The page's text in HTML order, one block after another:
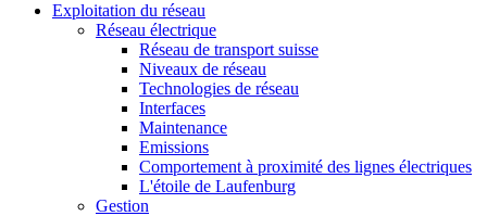
Exploitation du réseau
Réseau électrique
Réseau de transport suisse
Niveaux de réseau
Technologies de réseau
Interfaces
Maintenance
Emissions
Comportement à proximité des lignes électriques
L'étoile de Laufenburg
Gestion